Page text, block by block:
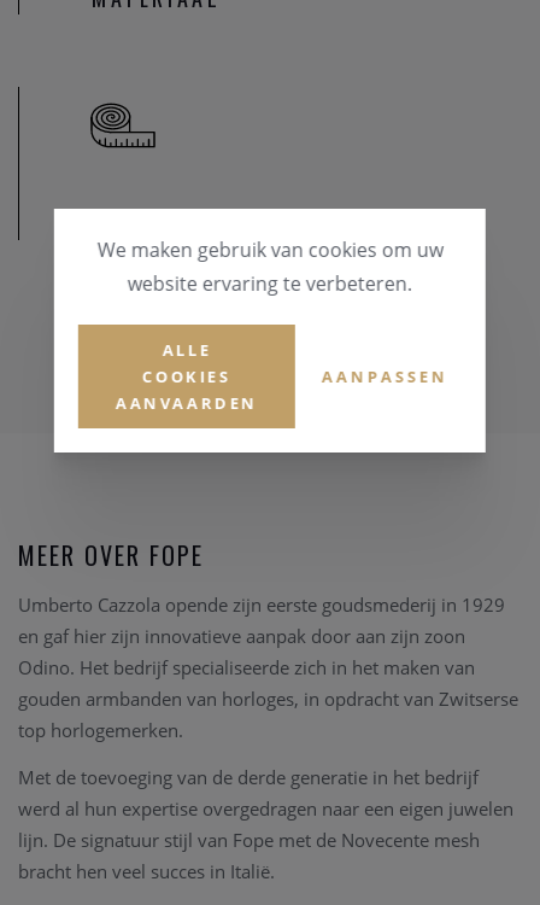
MEER OVER FOPE
Umberto Cazzola opende zijn eerste goudsmederij in 1929
en gaf hier zijn innovatieve aanpak door aan zijn zoon
Odino. Het bedrijf specialiseerde zich in het maken van
gouden armbanden van horloges, in opdracht van Zwitserse
top horlogemerken.
Met de toevoeging van de derde generatie in het bedrijf
werd al hun expertise overgedragen naar een eigen juwelen
lijn. De signatuur stijl van Fope met de Novecente mesh
bracht hen veel succes in Italië.
We maken gebruik van cookies om uw
website ervaring te verbeteren.
ALLE
COOKIES
AANVAARDEN
AANPASSEN